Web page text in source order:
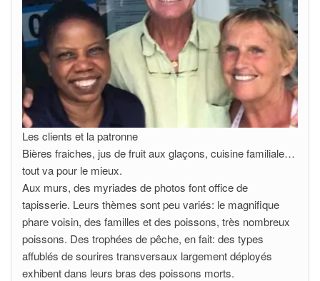
Les clients et la patronne
Bières fraiches, jus de fruit aux glaçons, cuisine familiale…
tout va pour le mieux.
Aux murs, des myriades de photos font office de
tapisserie. Leurs thèmes sont peu variés: le magnifique
phare voisin, des familles et des poissons, très nombreux
poissons. Des trophées de pêche, en fait: des types
affublés de sourires transversaux largement déployés
exhibent dans leurs bras des poissons morts.